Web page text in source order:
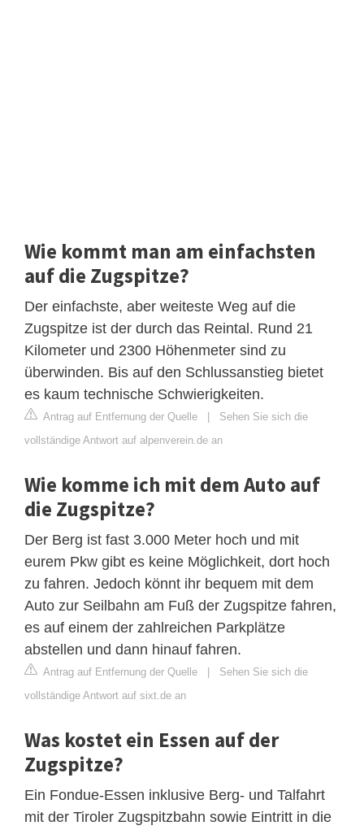
Wie kommt man am einfachsten
auf die Zugspitze?
Der einfachste, aber weiteste Weg auf die
Zugspitze ist der durch das Reintal. Rund 21
Kilometer und 2300 Höhenmeter sind zu
überwinden. Bis auf den Schlussanstieg bietet
es kaum technische Schwierigkeiten.
Antrag auf Entfernung der Quelle | Sehen Sie sich die
vollständige Antwort auf alpenverein.de an
Wie komme ich mit dem Auto auf
die Zugspitze?
Der Berg ist fast 3.000 Meter hoch und mit
eurem Pkw gibt es keine Möglichkeit, dort hoch
zu fahren. Jedoch könnt ihr bequem mit dem
Auto zur Seilbahn am Fuß der Zugspitze fahren,
es auf einem der zahlreichen Parkplätze
abstellen und dann hinauf fahren.
Antrag auf Entfernung der Quelle | Sehen Sie sich die
vollständige Antwort auf sixt.de an
Was kostet ein Essen auf der
Zugspitze?
Ein Fondue-Essen inklusive Berg- und Talfahrt
mit der Tiroler Zugspitzbahn sowie Eintritt in die